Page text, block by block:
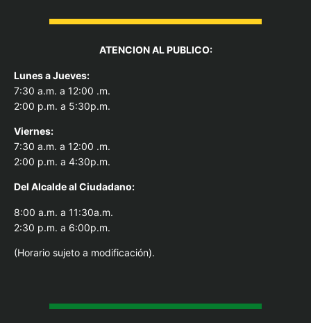
ATENCION AL PUBLICO:
Lunes a Jueves:
7:30 a.m. a 12:00 .m.
2:00 p.m. a 5:30p.m.
Viernes:
7:30 a.m. a 12:00 .m.
2:00 p.m. a 4:30p.m.
Del Alcalde al Ciudadano:
8:00 a.m. a 11:30a.m.
2:30 p.m. a 6:00p.m.
(Horario sujeto a modificación).